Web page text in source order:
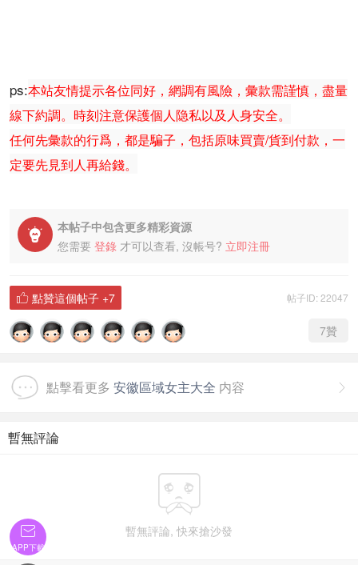
ps:本站友情提示各位同好，網調有風險，彙款需謹慎，盡量
線下約調。時刻注意保護個人隐私以及人身安全。
任何先彙款的行爲，都是騙子，包括原味買賣/貨到付款，一
定要先見到人再給錢。

本帖子中包含更多精彩資源
您需要 登錄 才可以查看, 沒帳号? 立即注冊
帖子ID: 22047
 點贊這個帖子 +7
7贊

點擊看更多 安徽區域女主大全 内容
暫無評論

暫無評論, 快來搶沙發

APP下載